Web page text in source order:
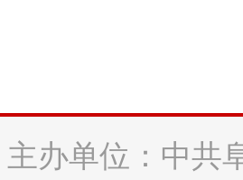
主办单位：中共